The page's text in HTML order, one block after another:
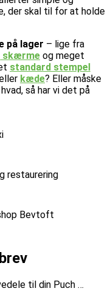
der skal til for at holde
på lager – lige fra
skærme og meget
standard stempel
kæde? Eller måske
så har vi det på
restaurering
Bevtoft
til din Puch …